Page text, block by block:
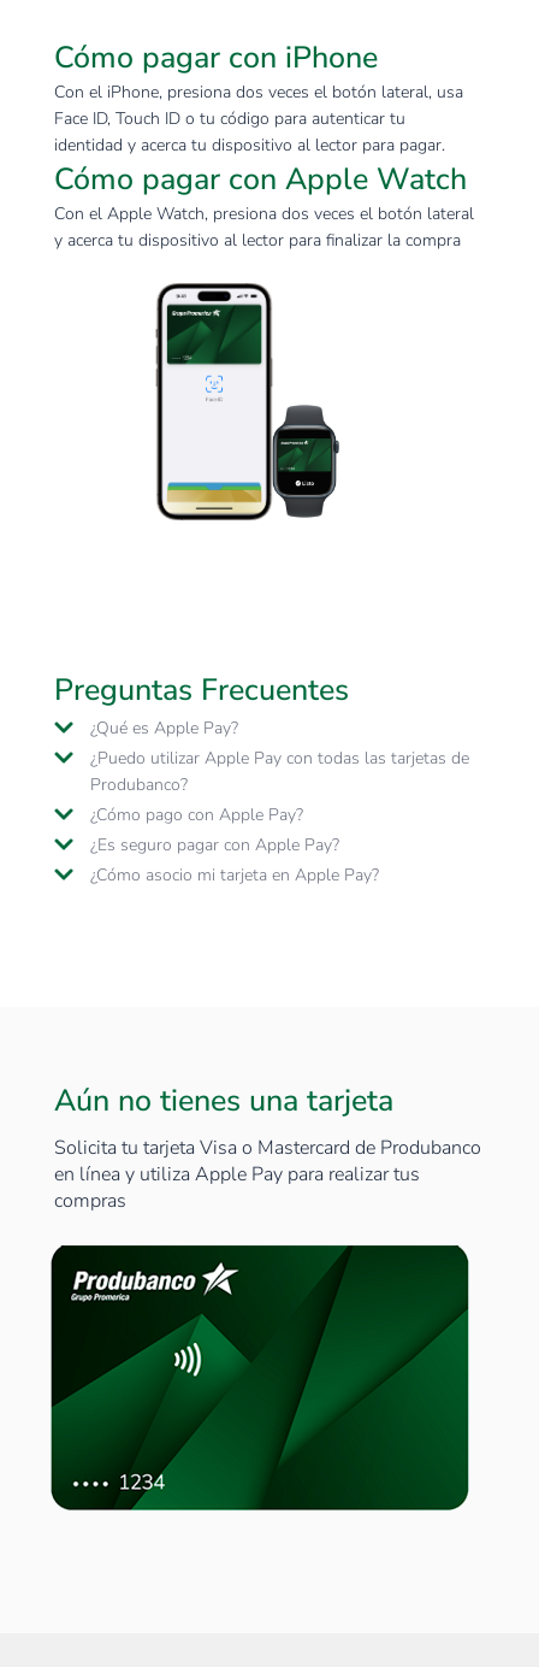
Cómo pagar con iPhone
Con el iPhone, presiona dos veces el botón lateral, usa
Face ID, Touch ID o tu código para autenticar tu
identidad y acerca tu dispositivo al lector para pagar.
Cómo pagar con Apple Watch
Con el Apple Watch, presiona dos veces el botón lateral
y acerca tu dispositivo al lector para finalizar la compra
Preguntas Frecuentes
¿Qué es Apple Pay?
¿Puedo utilizar Apple Pay con todas las tarjetas de
Produbanco?
¿Cómo pago con Apple Pay?
¿Es seguro pagar con Apple Pay?
¿Cómo asocio mi tarjeta en Apple Pay?
Aún no tienes una tarjeta
Solicita tu tarjeta Visa o Mastercard de Produbanco
en línea y utiliza Apple Pay para realizar tus
compras
Solicitala aquí